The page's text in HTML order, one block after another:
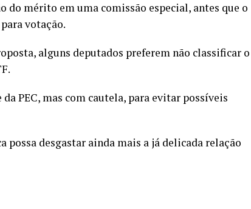
do mérito em uma comissão especial, antes que o
votação.
alguns deputados preferem não classificar o
PEC, mas com cautela, para evitar possíveis
possa desgastar ainda mais a já delicada relação